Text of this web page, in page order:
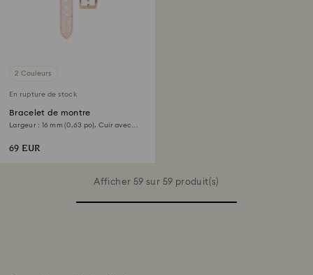
2 Couleurs
En rupture de stock
Bracelet de montre
Largeur : 16 mm (0,63 po), Cuir avec
69 EUR
Afficher 59 sur 59 produit(s)